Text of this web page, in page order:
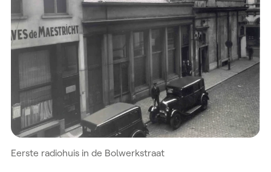
Eerste radiohuis in de Bolwerkstraat